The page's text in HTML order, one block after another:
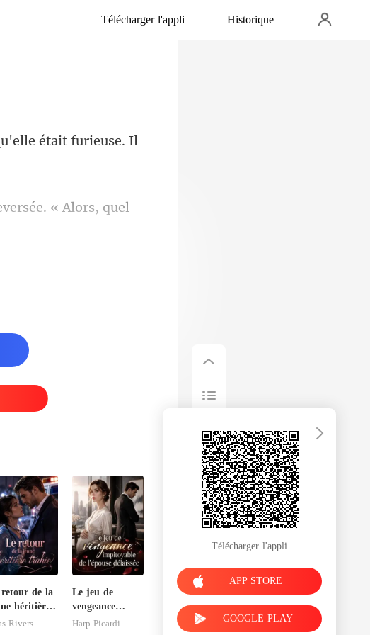
Télécharger l'appli Historique
était furieuse. Il
« Alors, quel
de la
héritière
Rivers
Le jeu de
vengeance
impitoyable de
Harp Picardi
Télécharger l'appli
APP STORE
GOOGLE PLAY